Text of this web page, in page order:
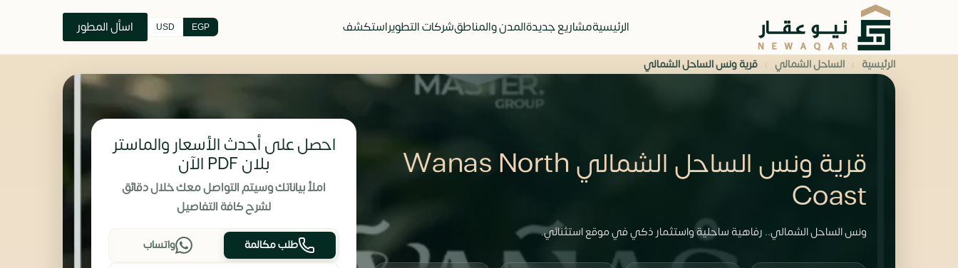
الرئيسيةمشاريع جديدةالمدن والمناطقشركات التطويراستكشف EGP
USD اسأل المطور
الرئيسية › الساحل الشمالي › قرية ونس الساحل الشمالي
قرية ونس الساحل الشمالي Wanas North
Coast
ونس الساحل الشمالي.. رفاهية ساحلية واستثمار ذكي في موقع استثنائي.
احصل على أحدث الأسعار والماستر
بلان PDF الآن
املأ بياناتك وسيتم التواصل معك خلال دقائق
لشرح كافة التفاصيل
طلب مكالمة واتساب